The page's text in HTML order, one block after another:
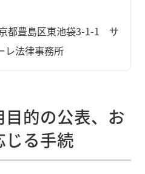
都豊島区東池袋3-1-1 サ
法律事務所
的の公表、お
じる手続